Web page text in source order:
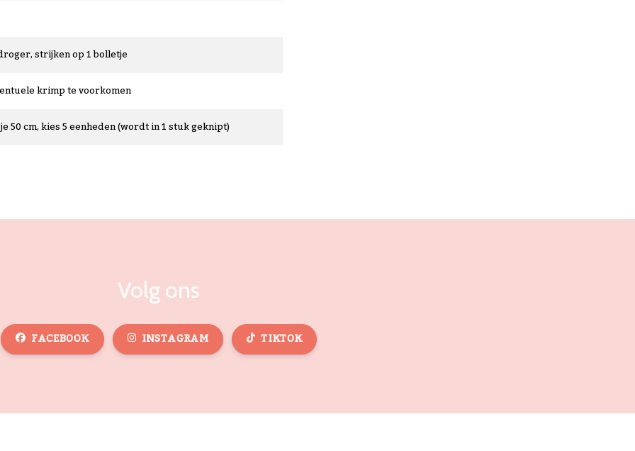
strijken op 1 bolletje
krimp te voorkomen
50 cm, kies 5 eenheden (wordt in 1 stuk geknipt)
Volg ons
FACEBOOK INSTAGRAM TIKTOK